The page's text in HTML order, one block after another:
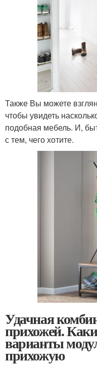
Также Вы можете
чтобы увидеть
подобная мебель. И,
с тем, чего хотите.
Удачная
прихожей.
варианты
прихожую